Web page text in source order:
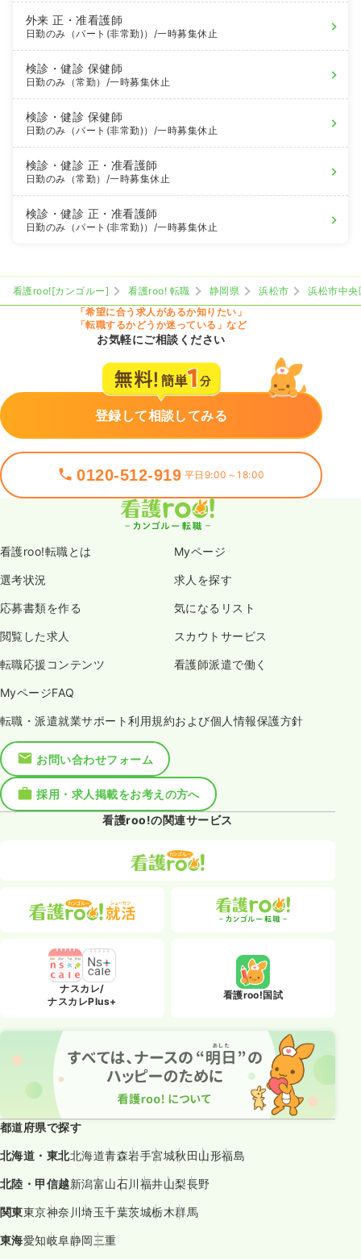
外来正・准看護師
日勤のみ（パート(非常勤)） /一時募集休止
検診・健診 保健師
日勤のみ（常勤） /一時募集休止
検診・健診 保健師
日勤のみ（パート(非常勤)） /一時募集休止
検診・健診 正・准看護師
日勤のみ（常勤） /一時募集休止
検診・健診 正・准看護師
日勤のみ（パート(非常勤)） /一時募集休止
看護roo![カンゴルー] 看護roo! 転職 静岡県 浜松市
浜松市中央
「希望に合う求人があるか知りたい」
「転職するかどうか迷っている」など
お気軽にご相談ください
登録して相談してみる
0120-512-919 平日9:00～18:00
看護roo!転職とは Myページ
選考状況 求人を探す
応募書類を作る 気になるリスト
閲覧した求人 スカウトサービス
転職応援コンテンツ 看護師派遣で働く
MyページFAQ
転職・派遣就業サポート利用規約および個人情報保護方針
お問い合わせフォーム
採用・求人掲載をお考えの方へ
看護roo!の関連サービス
ナスカレ/
ナスカレPlus+
看護roo!国試
都道府県で探す
北海道・東北北海道青森岩手宮城秋田山形福島
北陸・甲信越新潟富山石川福井山梨長野
関東東京神奈川埼玉千葉茨城栃木群馬
東海愛知岐阜静岡三重